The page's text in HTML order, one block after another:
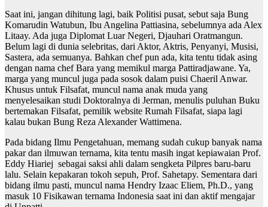
Saat ini, jangan dihitung lagi, baik Politisi pusat, sebut saja Bung
Komarudin Watubun, Ibu Angelina Pattiasina, sebelumnya ada Alex
Litaay. Ada juga Diplomat Luar Negeri, Djauhari Oratmangun.
Belum lagi di dunia selebritas, dari Aktor, Aktris, Penyanyi, Musisi,
Sastera, ada semuanya. Bahkan chef pun ada, kita tentu tidak asing
dengan nama chef Bara yang memikul marga Pattiradjawane. Ya,
marga yang muncul juga pada sosok dalam puisi Chaeril Anwar.
Khusus untuk Filsafat, muncul nama anak muda yang
menyelesaikan studi Doktoralnya di Jerman, menulis puluhan Buku
bertemakan Filsafat, pemilik website Rumah Filsafat, siapa lagi
kalau bukan Bung Reza Alexander Wattimena.
Pada bidang Ilmu Pengetahuan, memang sudah cukup banyak nama
pakar dan ilmuwan ternama, kita tentu masih ingat kepiawaian Prof.
Eddy Hiariej sebagai saksi ahli dalam sengketa Pilpres baru-baru
lalu. Selain kepakaran tokoh sepuh, Prof. Sahetapy. Sementara dari
bidang ilmu pasti, muncul nama Hendry Izaac Eliem, Ph.D., yang
masuk 10 Fisikawan ternama Indonesia saat ini dan aktif mengajar